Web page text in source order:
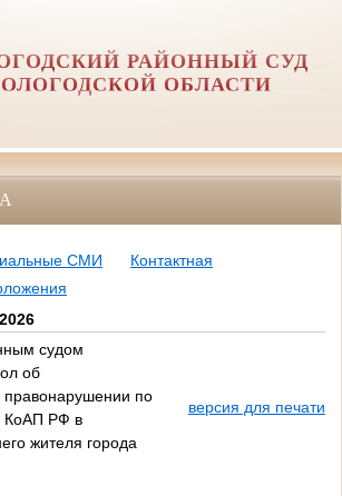
РАЙОННЫЙ СУД
ОБЛАСТИ
СМИ
Контактная
судом
об
правонарушении по
КоАП РФ в
жителя города
версия для печати